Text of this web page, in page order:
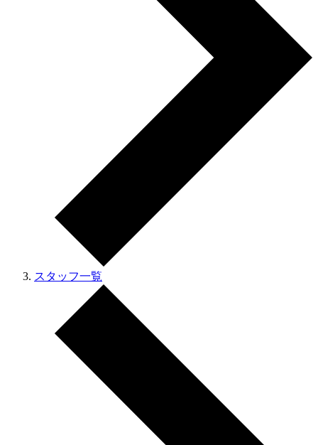
スタッフ一覧